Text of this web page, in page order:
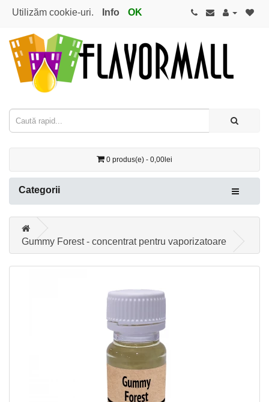
Utilizăm cookie-uri. Info OK
0 produs(e) - 0,00lei
Categorii
Gummy Forest - concentrat pentru vaporizatoare